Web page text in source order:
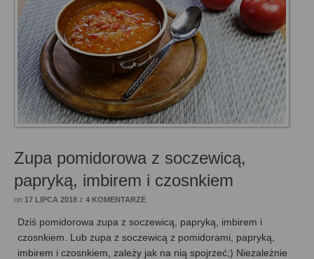
Zupa pomidorowa z soczewicą,
papryką, imbirem i czosnkiem
on 17 LIPCA 2018 z 4 KOMENTARZE
Dziś pomidorowa zupa z soczewicą, papryką, imbirem i
czosnkiem. Lub zupa z soczewicą z pomidorami, papryką,
imbirem i czosnkiem, zależy jak na nią spojrzeć;) Niezależnie